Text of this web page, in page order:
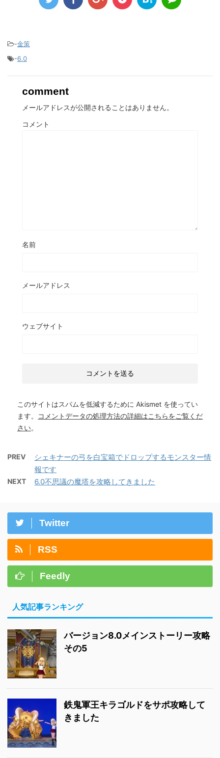
-金策
-6.0
comment
メールアドレスが公開されることはありません。
コメント
名前
メールアドレス
ウェブサイト
このサイトはスパムを低減するために Akismet を使ってい
ます。
コメントデータの処理方法の詳細はこちらをご覧くだ
さい。
PREV
シェキナーの弓を白宝箱でドロップするモンスター情
報です
NEXT 6.0不思議の魔塔を攻略してきました
Twitter
RSS
Feedly
人気記事ランキング
バージョン8.0メインストーリー攻略
その5
鉄鬼軍王キラゴルドをサポ攻略して
きました